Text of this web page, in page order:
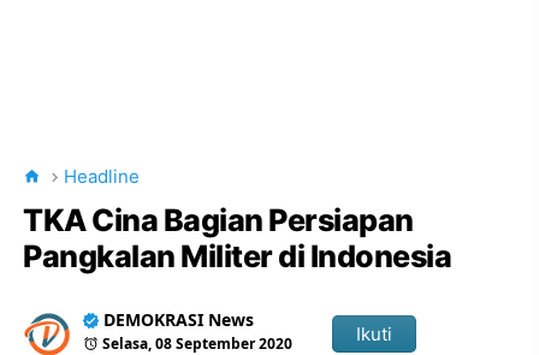
Headline
TKA Cina Bagian Persiapan
Pangkalan Militer di Indonesia
DEMOKRASI News
Selasa, 08 September 2020 Ikuti